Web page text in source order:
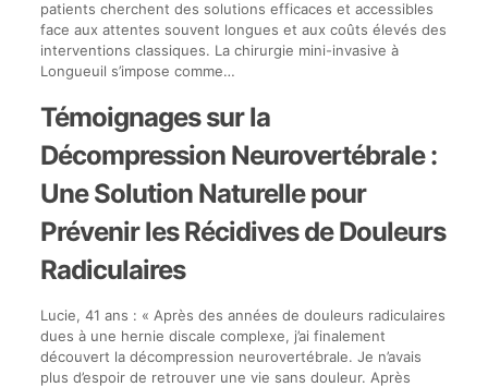
patients cherchent des solutions efficaces et accessibles
face aux attentes souvent longues et aux coûts élevés des
interventions classiques. La chirurgie mini-invasive à
Longueuil s’impose comme…
Témoignages sur la
Décompression Neurovertébrale :
Une Solution Naturelle pour
Prévenir les Récidives de Douleurs
Radiculaires
Lucie, 41 ans : « Après des années de douleurs radiculaires
dues à une hernie discale complexe, j’ai finalement
découvert la décompression neurovertébrale. Je n’avais
plus d’espoir de retrouver une vie sans douleur. Après